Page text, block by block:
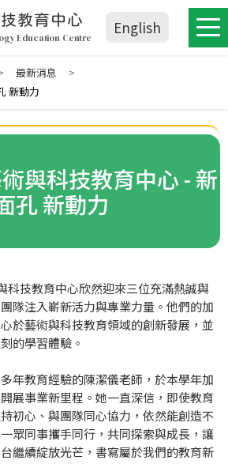
教育中心
Education Centre
English
最新消息
>
新動力
與科技教育中心 - 新
孔 新動力
科技教育中心欣然迎來三位充滿熱誠與
隊注入嶄新活力與專業力量。他們的加
於藝術與科技教育領域的創新發展，並
的學習體驗。
年教育經驗的陳潔儀老師，於本學年加
展事業新里程。她一直深信，即使教育
初心、與團隊同心協力，依然能創造不
眾同事攜手同行，共同探索與成長，讓
繼續綻放光芒，書寫屬於我們的教育新